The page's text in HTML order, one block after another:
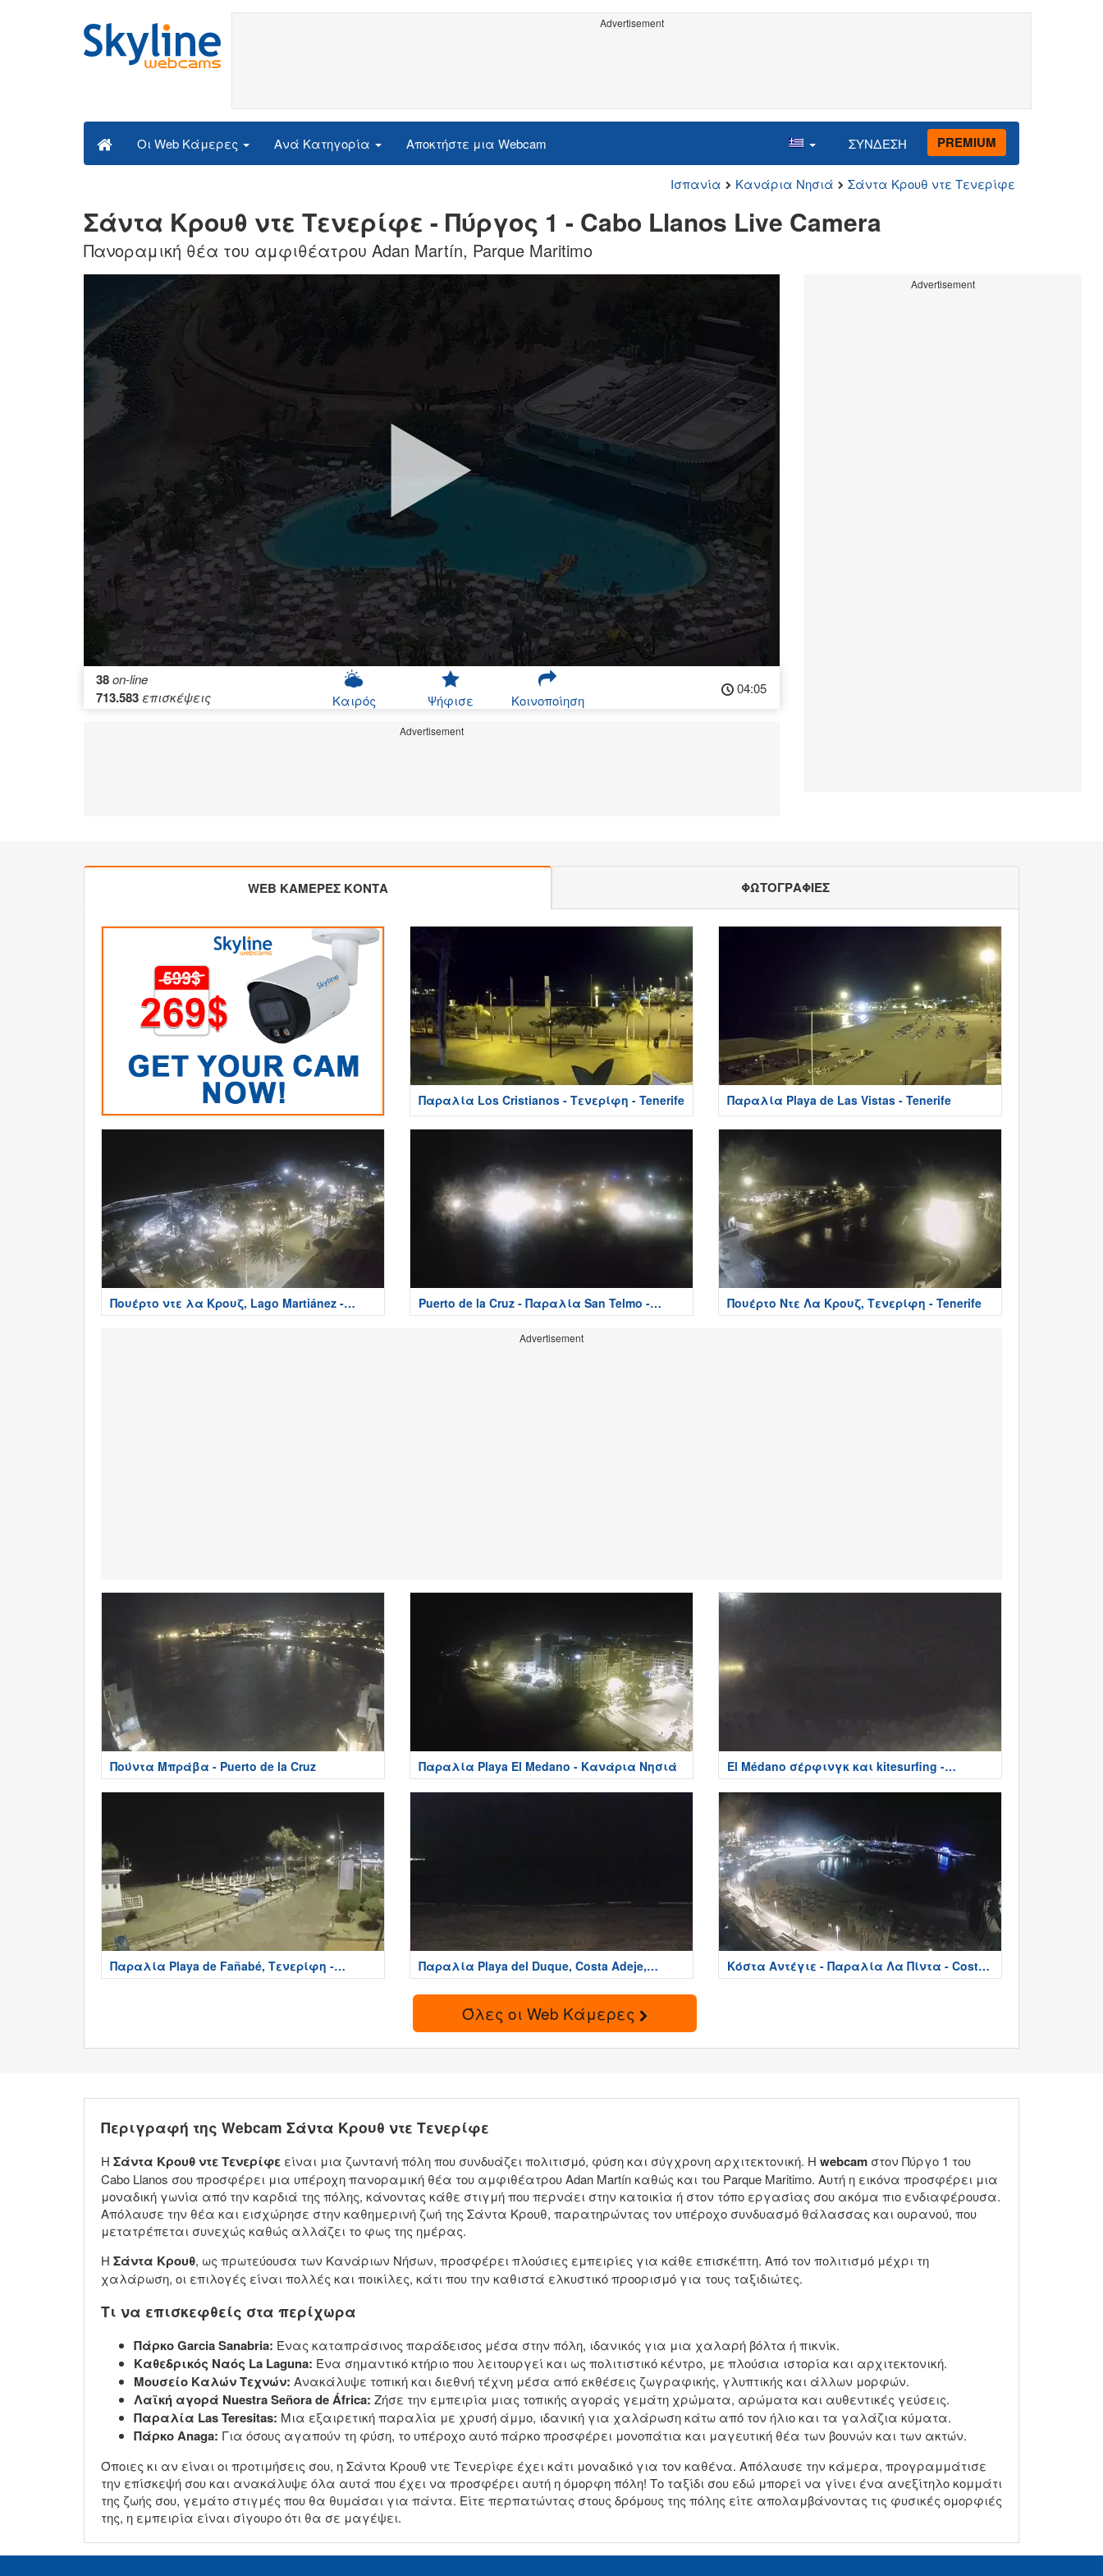
Advertisement
Οι Web Κάμερες Ανά Κατηγορία Αποκτήστε μια Webcam ΣΥΝΔΕΣΗ PREMIUM
Ισπανία Κανάρια Νησιά Σάντα Κρουθ ντε Τενερίφε
Σάντα Κρουθ ντε Τενερίφε - Πύργος 1 - Cabo Llanos Live Camera
Πανοραμική θέα του αμφιθέατρου Adan Martín, Parque Maritimo
38on-line
713.583επισκέψεις Καιρός Ψήφισε Κοινοποίηση
04:05
Advertisement
Advertisement
WEB ΚΑΜΕΡΕΣ ΚΟΝΤΑ ΦΩΤΟΓΡΑΦΙΕΣ
Παραλία Los Cristianos - Τενερίφη - Tenerife Παραλία Playa de Las Vistas - Tenerife
Πουέρτο ντε λα Κρουζ, Lago Martiánez -
Tenerife
Puerto de la Cruz - Παραλία San Telmo -
Tenerife
Πουέρτο Ντε Λα Κρουζ, Τενερίφη - Tenerife
Advertisement
Πούντα Μπράβα - Puerto de la Cruz Παραλία Playa El Medano - Κανάρια Νησιά
El Médano σέρφινγκ και kitesurfing -
Τενερίφη
Παραλία Playa de Fañabé, Τενερίφη -
Tenerife
Παραλία Playa del Duque, Costa Adeje,
Tenerife
Κόστα Αντέγιε - Παραλία Λα Πίντα - Costa
Adeje
Όλες οι Web Κάμερες
Περιγραφή της Webcam Σάντα Κρουθ ντε Τενερίφε
Η Σάντα Κρουθ ντε Τενερίφε είναι μια ζωντανή πόλη που συνδυάζει πολιτισμό, φύση και σύγχρονη αρχιτεκτονική. Η webcam στον Πύργο 1 του
Cabo Llanos σου προσφέρει μια υπέροχη πανοραμική θέα του αμφιθέατρου Adan Martín καθώς και του Parque Maritimo. Αυτή η εικόνα προσφέρει μια
μοναδική γωνία από την καρδιά της πόλης, κάνοντας κάθε στιγμή που περνάει στην κατοικία ή στον τόπο εργασίας σου ακόμα πιο ενδιαφέρουσα.
Απόλαυσε την θέα και εισχώρησε στην καθημερινή ζωή της Σάντα Κρουθ, παρατηρώντας τον υπέροχο συνδυασμό θάλασσας και ουρανού, που
μετατρέπεται συνεχώς καθώς αλλάζει το φως της ημέρας.
Η Σάντα Κρουθ, ως πρωτεύουσα των Κανάριων Νήσων, προσφέρει πλούσιες εμπειρίες για κάθε επισκέπτη. Από τον πολιτισμό μέχρι τη
χαλάρωση, οι επιλογές είναι πολλές και ποικίλες, κάτι που την καθιστά ελκυστικό προορισμό για τους ταξιδιώτες.
Τι να επισκεφθείς στα περίχωρα
Πάρκο Garcia Sanabria: Ένας καταπράσινος παράδεισος μέσα στην πόλη, ιδανικός για μια χαλαρή βόλτα ή πικνίκ.
Καθεδρικός Ναός La Laguna: Ένα σημαντικό κτήριο που λειτουργεί και ως πολιτιστικό κέντρο, με πλούσια ιστορία και αρχιτεκτονική.
Μουσείο Καλών Τεχνών: Ανακάλυψε τοπική και διεθνή τέχνη μέσα από εκθέσεις ζωγραφικής, γλυπτικής και άλλων μορφών.
Λαϊκή αγορά Nuestra Señora de África: Ζήσε την εμπειρία μιας τοπικής αγοράς γεμάτη χρώματα, αρώματα και αυθεντικές γεύσεις.
Παραλία Las Teresitas: Μια εξαιρετική παραλία με χρυσή άμμο, ιδανική για χαλάρωση κάτω από τον ήλιο και τα γαλάζια κύματα.
ΠάρκοAnaga: Για όσους αγαπούν τη φύση, το υπέροχο αυτό πάρκο προσφέρει μονοπάτια και μαγευτική θέα των βουνών και των ακτών.
Όποιες κι αν είναι οι προτιμήσεις σου, η Σάντα Κρουθ ντε Τενερίφε έχει κάτι μοναδικό για τον καθένα. Απόλαυσε την κάμερα, προγραμμάτισε
την επίσκεψή σου και ανακάλυψε όλα αυτά που έχει να προσφέρει αυτή η όμορφη πόλη! Το ταξίδι σου εδώ μπορεί να γίνει ένα ανεξίτηλο κομμάτι
της ζωής σου, γεμάτο στιγμές που θα θυμάσαι για πάντα. Είτε περπατώντας στους δρόμους της πόλης είτε απολαμβάνοντας τις φυσικές ομορφιές
της, η εμπειρία είναι σίγουρο ότι θα σε μαγέψει.